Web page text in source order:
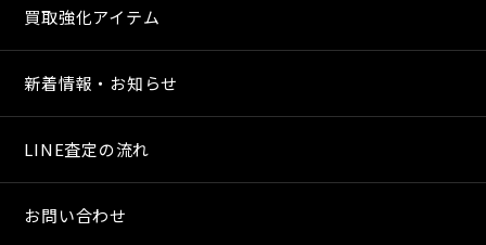
買取強化アイテム
新着情報・お知らせ
LINE査定の流れ
お問い合わせ